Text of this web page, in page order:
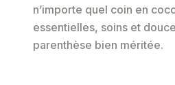
n’importe quel coin en
essentielles, soins et
parenthèse bien méritée.